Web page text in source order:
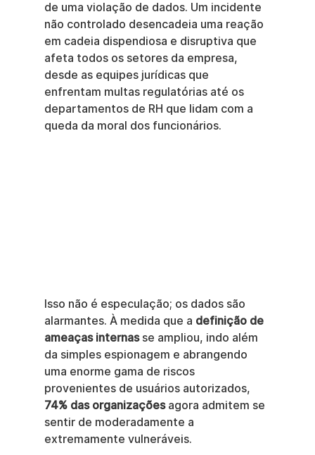
de uma violação de dados. Um incidente
não controlado desencadeia uma reação
em cadeia dispendiosa e disruptiva que
afeta todos os setores da empresa,
desde as equipes jurídicas que
enfrentam multas regulatórias até os
departamentos de RH que lidam com a
queda da moral dos funcionários.
Isso não é especulação; os dados são
alarmantes. À medida que a definição de
ameaças internas se ampliou, indo além
da simples espionagem e abrangendo
uma enorme gama de riscos
provenientes de usuários autorizados,
74% das organizações agora admitem se
sentir de moderadamente a
extremamente vulneráveis.